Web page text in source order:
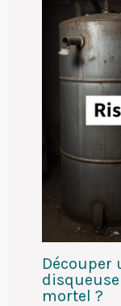
Découper
mortel ?